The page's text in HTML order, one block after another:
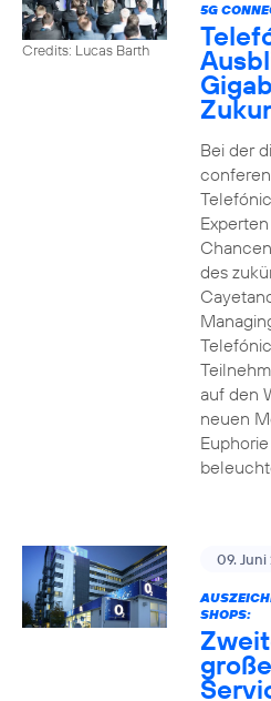
Credits: Lucas Barth
5G
Bei der
des
auf den
neuen
09. Juni
SHOPS: